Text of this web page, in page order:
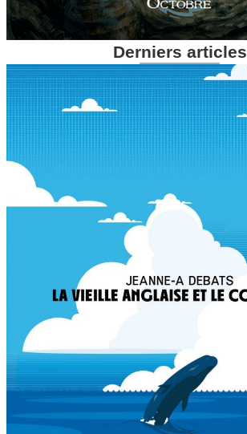
Derniers articles